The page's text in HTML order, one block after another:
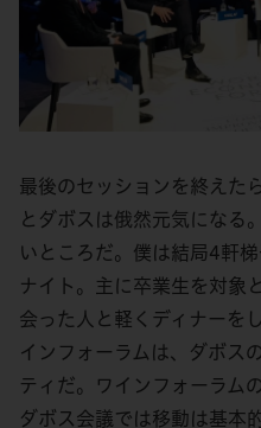
最後のセッションを終えた
とダボスは俄然元気になる
いところだ。僕は結局4軒
ナイト。主に卒業生を対象
会った人と軽くディナーを
インフォーラムは、ダボス
ティだ。ワインフォーラム
ダボス会議では移動は基本